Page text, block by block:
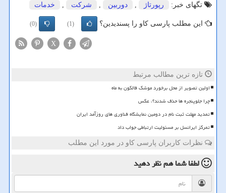
تگهای خبر:
رپورتاژ , دوربین , شركت , خدمات
این مطلب پارسی کاو را پسندیدین؟ (1)
(0)
X
تازه ترین مطالب مرتبط
اولین تصویر از محل برخورد موشک فالکون به ماه
چرا جلوپنجره ها حذف شدند؟، عکس
تمدید مهلت ثبت نام در دومین نمایشگاه فناوری های روزآمد ایران
تمرکز ایرانسل بر مسئولیت ارتباطی جواب داد
نظرات کاربران پارسی کاو در مورد این مطلب
لطفا شما همنظر دهید